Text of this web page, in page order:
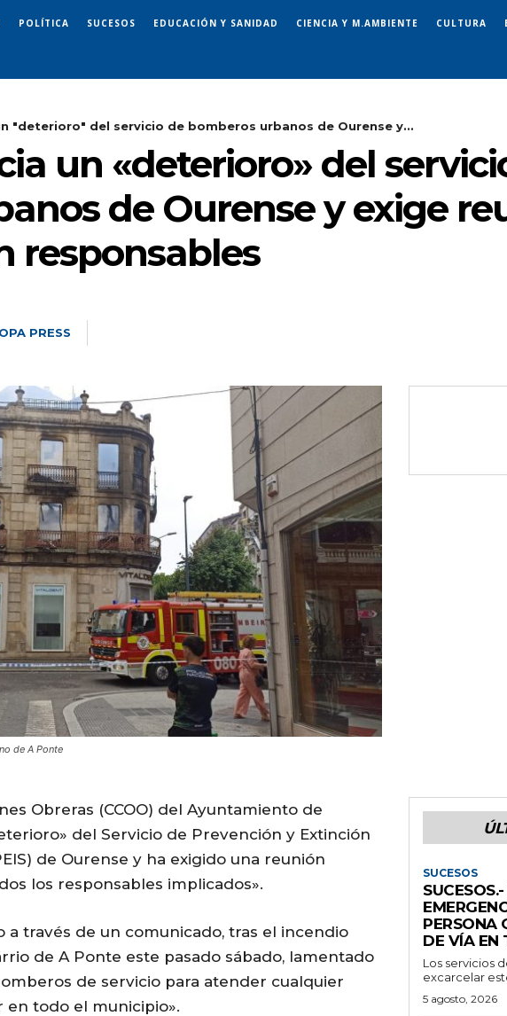
POLÍTICA SUCESOS EDUCACIÓN Y SANIDAD CIENCIA Y M.AMBIENTE CULTURA
"deterioro" del servicio de bomberos urbanos de Ourense y...
un «deterioro» del
de Ourense y exige
responsables
PRESS
de A Ponte
Obreras (CCOO) del Ayuntamiento de
del Servicio de Prevención y Extinción
de Ourense y ha exigido una reunión
los responsables implicados».
a través de un comunicado, tras el incendio
de A Ponte este pasado sábado, lamentado
de servicio para atender cualquier
todo el municipio».
SUCESOS
PERSONA
DE VÍA EN
Los servicios
excarcelar
5 agosto, 2026